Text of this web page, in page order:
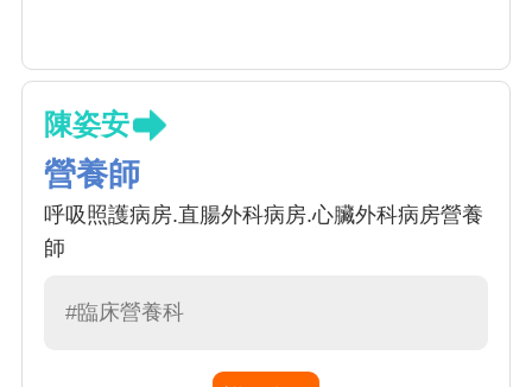
陳姿安
營養師
呼吸照護病房.直腸外科病房.心臟外科病房營養
師
#臨床營養科